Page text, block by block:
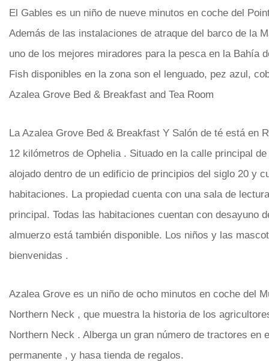
El Gables es un niño de nueve minutos en coche del
Además de las instalaciones de atraque del barco de la
uno de los mejores miradores para la pesca en la Bahía
Fish disponibles en la zona son el lenguado, pez azul,
Azalea Grove Bed & Breakfast and Tea Room
La Azalea Grove Bed & Breakfast Y Salón de té está en
12 kilómetros de Ophelia . Situado en la calle principal
alojado dentro de un edificio de principios del siglo 20 y
habitaciones. La propiedad cuenta con una sala de
principal. Todas las habitaciones cuentan con desayuno
almuerzo está también disponible. Los niños y las
bienvenidas .
Azalea Grove es un niño de ocho minutos en coche del
Northern Neck , que muestra la historia de los
Northern Neck . Alberga un gran número de tractores en
permanente , y hasa tienda de regalos.